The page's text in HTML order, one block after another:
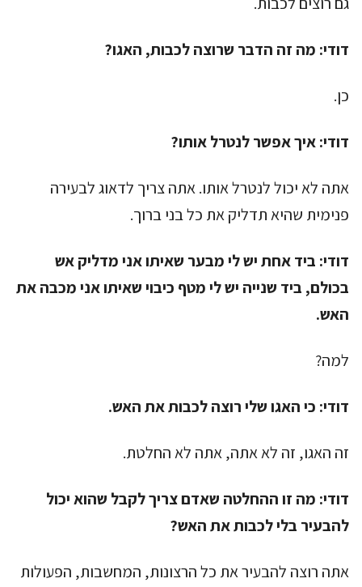
דודי: מה זה הדבר שרוצה לכבות, האגו?
כן.
דודי:איך אפשר לנטרל אותו?
אתה לא יכול לנטרל אותו. אתה צריך לדאוג לבעירה
פנימית שהיא תדליק את כל בני ברוך.
דודי: ביד אחת יש לי מבער שאיתו אני מדליק אש
בכולם, ביד שנייה יש לי מטף כיבוי שאיתו אני מכבה את
האש.
למה?
דודי: כי האגו שלי רוצה לכבות את האש.
זה האגו, זה לא אתה, אתה לא החלטת.
דודי: מה זו ההחלטה שאדם צריך לקבל שהוא יכול
להבעיר בלי לכבות את האש?
אתה רוצה להבעיר את כל הרצונות, המחשבות, הפעולות